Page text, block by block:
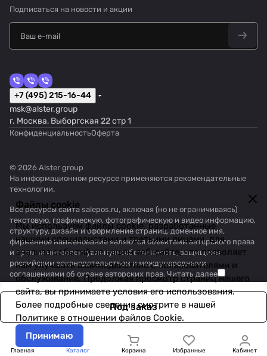
Под заказ
Главная Каталог Корзина Избранные Кабинет
Файлы cookie
Мы используем файлы cookie, разработанные
нашими специалистами и третьими лицами, для
анализа событий на нашем веб-сайте, что позволяет
нам улучшать взаимодействие с пользователями и
обслуживание. Продолжая просмотр страниц нашего
сайта, вы принимаете условия его использования.
Более подробные сведения смотрите в нашей
Политике в отношении файлов Cookie.
Принимаю
Подписаться на новости и акции
+7 (495) 215-16-44
msk@alster.group
г. Москва, Выборгская 22 стр 1
КонфиденциальностьОферта
© 2026 Alster group
На информационном ресурсе применяются рекомендательные
технологии.
Все ресурсы сайта salepos.ru, включая (но не ограничиваясь)
текстовую, графическую, фотографическую и видео информацию,
структуру, дизайн и оформление страниц, доменное имя,
фирменное наименование являются объектами авторского права
и прав на интеллектуальную собственность, защищены
российским законодательством и международными
соглашениями об охране авторских прав. Читать далее